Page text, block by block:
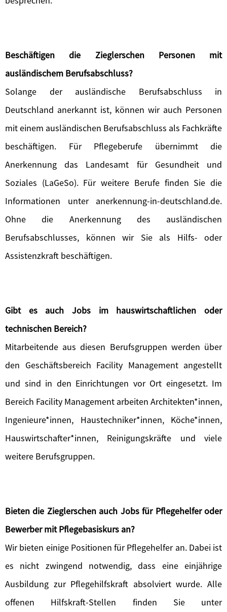
Beschäftigen die Zieglerschen Personen mit
ausländischem Berufsabschluss?
Solange der ausländische Berufsabschluss in
Deutschland anerkannt ist, können wir auch Personen
mit einem ausländischen Berufsabschluss als Fachkräfte
beschäftigen. Für Pflegeberufe übernimmt die
Anerkennung das Landesamt für Gesundheit und
Soziales (LaGeSo). Für weitere Berufe finden Sie die
Informationen unter anerkennung-in-deutschland.de.
Ohne die Anerkennung des ausländischen
Berufsabschlusses, können wir Sie als Hilfs- oder
Assistenzkraft beschäftigen.
Gibt es auch Jobs im hauswirtschaftlichen oder
technischen Bereich?
Mitarbeitende aus diesen Berufsgruppen werden über
den Geschäftsbereich Facility Management angestellt
und sind in den Einrichtungen vor Ort eingesetzt. Im
Bereich Facility Management arbeiten Architekten*innen,
Ingenieure*innen, Haustechniker*innen, Köche*innen,
Hauswirtschafter*innen, Reinigungskräfte und viele
weitere Berufsgruppen.
Bieten die Zieglerschen auch Jobs für Pflegehelfer oder
Bewerber mit Pflegebasiskurs an?
Wir bieten einige Positionen für Pflegehelfer an. Dabei ist
es nicht zwingend notwendig, dass eine einjährige
Ausbildung zur Pflegehilfskraft absolviert wurde. Alle
offenen Hilfskraft-Stellen finden Sie unter